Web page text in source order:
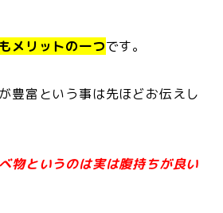
メリットの一つです。
豊富という事は先ほどお伝えし
物というのは実は腹持ちが良い